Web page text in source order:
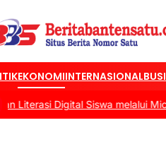
EKONOMIINTERNASIONAL
Digital Siswa melalui Microsoft